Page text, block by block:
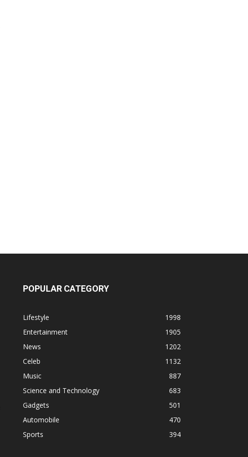
POPULAR CATEGORY
Lifestyle
1998
Entertainment
1905
News
1202
Celeb
1132
Music
887
Science and Technology
683
Gadgets
501
Automobile
470
Sports
394